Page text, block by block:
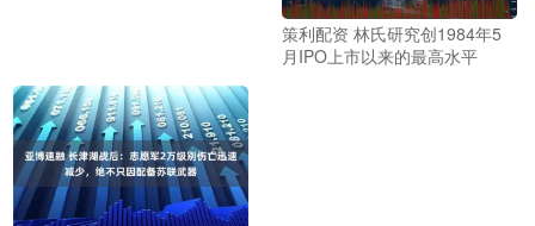
策利配资 林氏研究创1984年5
月IPO上市以来的最高水平